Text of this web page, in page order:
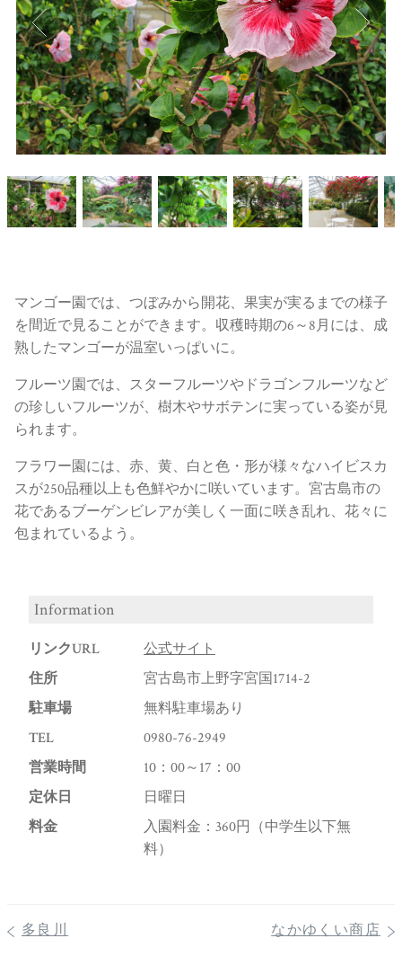
マンゴー園では、つぼみから開花、果実が実るまでの様子
を間近で見ることができます。収穫時期の6～8月には、成
熟したマンゴーが温室いっぱいに。
フルーツ園では、スターフルーツやドラゴンフルーツなど
の珍しいフルーツが、樹木やサボテンに実っている姿が見
られます。
フラワー園には、赤、黄、白と色・形が様々なハイビスカ
スが250品種以上も色鮮やかに咲いています。宮古島市の
花であるブーゲンビレアが美しく一面に咲き乱れ、花々に
包まれているよう。
Information
リンクURL
公式サイト
住所
宮古島市上野字宮国1714-2
駐車場
無料駐車場あり
TEL
0980-76-2949
営業時間
10：00～17：00
定休日
日曜日
料金
入園料金：360円（中学生以下無
料）
多良川 なかゆくい商店